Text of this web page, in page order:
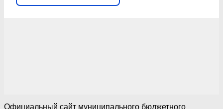
Официальный сайт муниципального бюджетного